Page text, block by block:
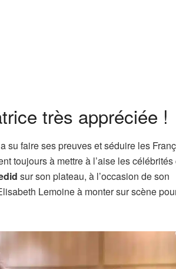
très appréciée !
a su faire ses preuves et séduire les
toujours à mettre à l’aise les célébrités
sur son plateau, à l’occasion de son
Lemoine à monter sur scène